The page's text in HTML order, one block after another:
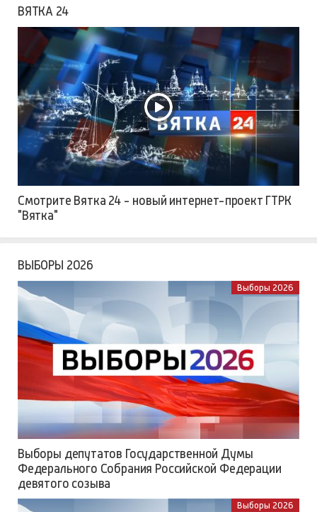
ВЯТКА 24
Смотрите Вятка 24 - новый интернет-проект ГТРК
"Вятка"
ВЫБОРЫ 2026
Выборы 2026
Выборы депутатов Государственной Думы
Федерального Собрания Российской Федерации
девятого созыва
Выборы 2026